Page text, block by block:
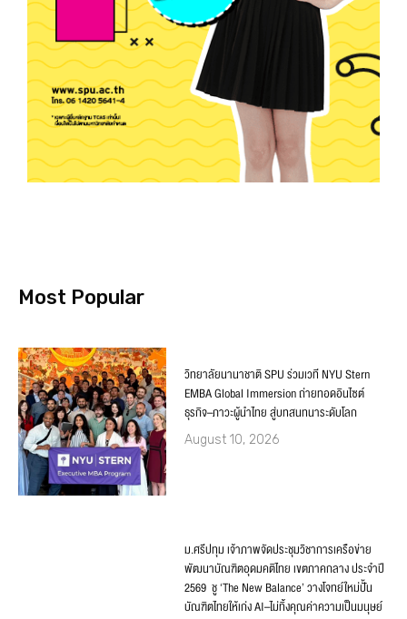
Most Popular
วิทยาลัยนานาชาติ SPU ร่วมเวที NYU Stern
EMBA Global Immersion ถ่ายทอดอินไซต์
ธุรกิจ–ภาวะผู้นำไทย สู่บทสนทนาระดับโลก
August 10, 2026
ม.ศรีปทุม เจ้าภาพจัดประชุมวิชาการเครือข่าย
พัฒนาบัณฑิตอุดมคติไทย เขตภาคกลาง ประจำปี
2569 ชู ‘The New Balance’ วางโจทย์ใหม่ปั้น
บัณฑิตไทยให้เก่ง AI–ไม่ทิ้งคุณค่าความเป็นมนุษย์